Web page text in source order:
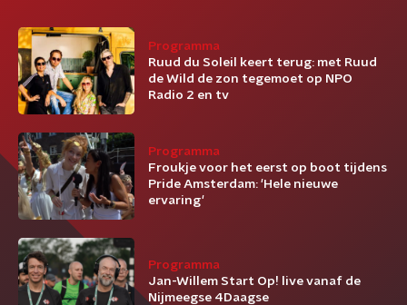
Programma
Ruud du Soleil keert terug: met Ruud
de Wild de zon tegemoet op NPO
Radio 2 en tv
Programma
Froukje voor het eerst op boot tijdens
Pride Amsterdam: 'Hele nieuwe
ervaring'
Programma
Jan-Willem Start Op! live vanaf de
Nijmeegse 4Daagse